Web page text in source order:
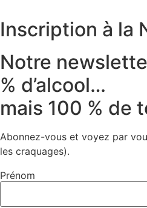
Inscription à la
Notre
% d’alcool…
mais 100 % de
Abonnez-vous et voyez par
les craquages).
Prénom